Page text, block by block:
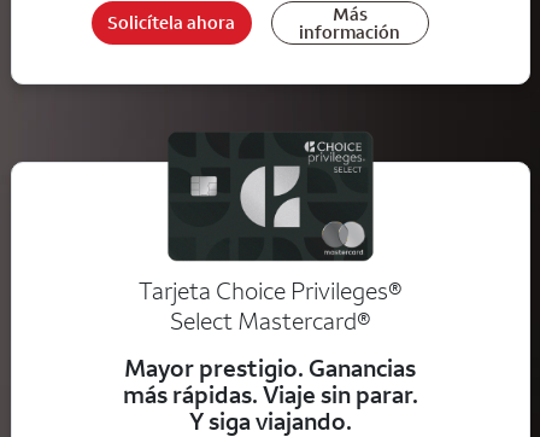
Solicítela ahora Más
información
Tarjeta Choice Privileges®
Select Mastercard®
Mayor prestigio. Ganancias
más rápidas. Viaje sin parar.
Y siga viajando.